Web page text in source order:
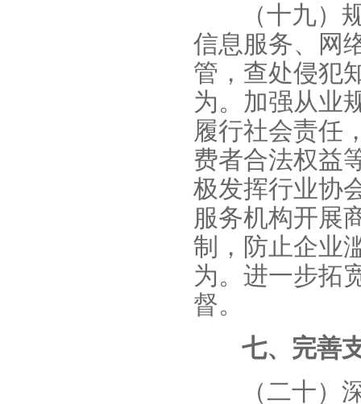
（十九）
信息服务、网
管，查处侵犯
为。加强从业
履行社会责任
费者合法权益
极发挥行业协
服务机构开展
制，防止企业
为。进一步拓
督。
七、完善
（二十）